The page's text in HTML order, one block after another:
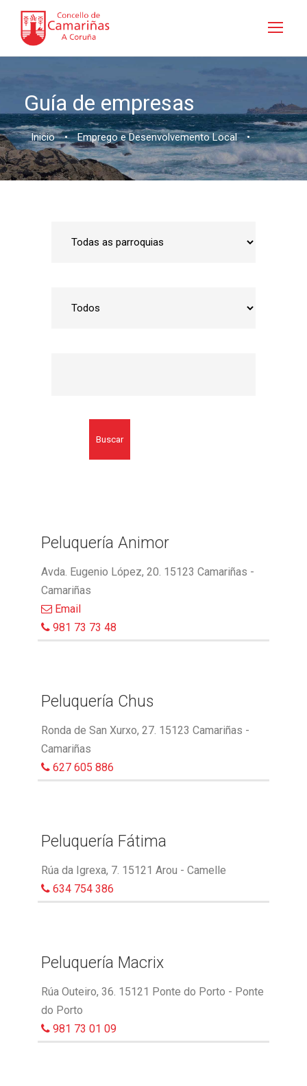
Guía de empresas
Inicio • Emprego e Desenvolvemento Local •
Buscar
Peluquería Animor
Avda. Eugenio López, 20. 15123 Camariñas -
Camariñas
Email
981 73 73 48
Peluquería Chus
Ronda de San Xurxo, 27. 15123 Camariñas -
Camariñas
627 605 886
Peluquería Fátima
Rúa da Igrexa, 7. 15121 Arou - Camelle
634 754 386
Peluquería Macrix
Rúa Outeiro, 36. 15121 Ponte do Porto - Ponte
do Porto
981 73 01 09